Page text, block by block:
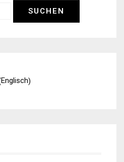
Englisch)